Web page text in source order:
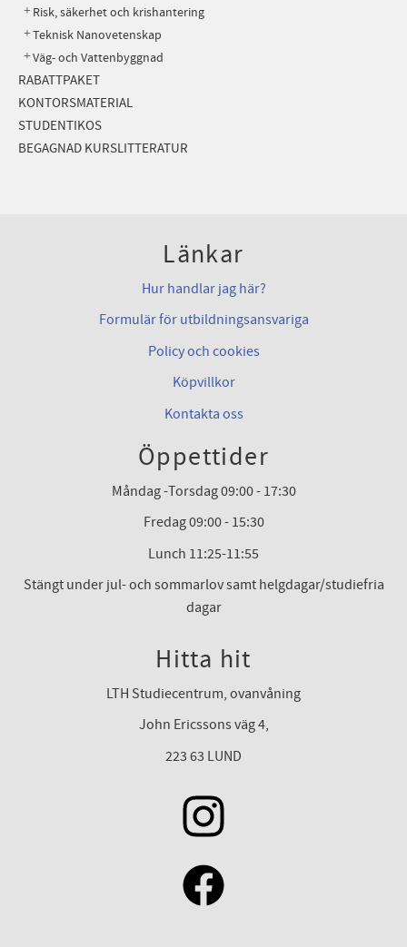
Risk, säkerhet och krishantering
Teknisk Nanovetenskap
Väg- och Vattenbyggnad
RABATTPAKET
KONTORSMATERIAL
STUDENTIKOS
BEGAGNAD KURSLITTERATUR
Länkar
Hur handlar jag här?
Formulär för utbildningsansvariga
Policy och cookies
Köpvillkor
Kontakta oss
Öppettider
Måndag -Torsdag 09:00 - 17:30
Fredag 09:00 - 15:30
Lunch 11:25-11:55
Stängt under jul- och sommarlov samt helgdagar/studiefria
dagar
Hitta hit
LTH Studiecentrum, ovanvåning
John Ericssons väg 4,
223 63 LUND